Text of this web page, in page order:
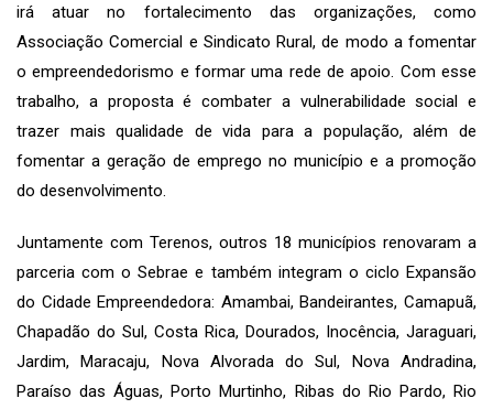
irá atuar no fortalecimento das organizações, como
Associação Comercial e Sindicato Rural, de modo a fomentar
o empreendedorismo e formar uma rede de apoio. Com esse
trabalho, a proposta é combater a vulnerabilidade social e
trazer mais qualidade de vida para a população, além de
fomentar a geração de emprego no município e a promoção
do desenvolvimento.
Juntamente com Terenos, outros 18 municípios renovaram a
parceria com o Sebrae e também integram o ciclo Expansão
do Cidade Empreendedora: Amambai, Bandeirantes, Camapuã,
Chapadão do Sul, Costa Rica, Dourados, Inocência, Jaraguari,
Jardim, Maracaju, Nova Alvorada do Sul, Nova Andradina,
Paraíso das Águas, Porto Murtinho, Ribas do Rio Pardo, Rio